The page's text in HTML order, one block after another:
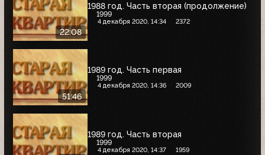
22:08
1988 год. Часть вторая (продолжение)
1999
4 декабря 2020, 14:34 2372
51:46
1989 год. Часть первая
1999
4 декабря 2020, 14:36 2009
1989 год. Часть вторая
1999
4 декабря 2020, 14:37 1959